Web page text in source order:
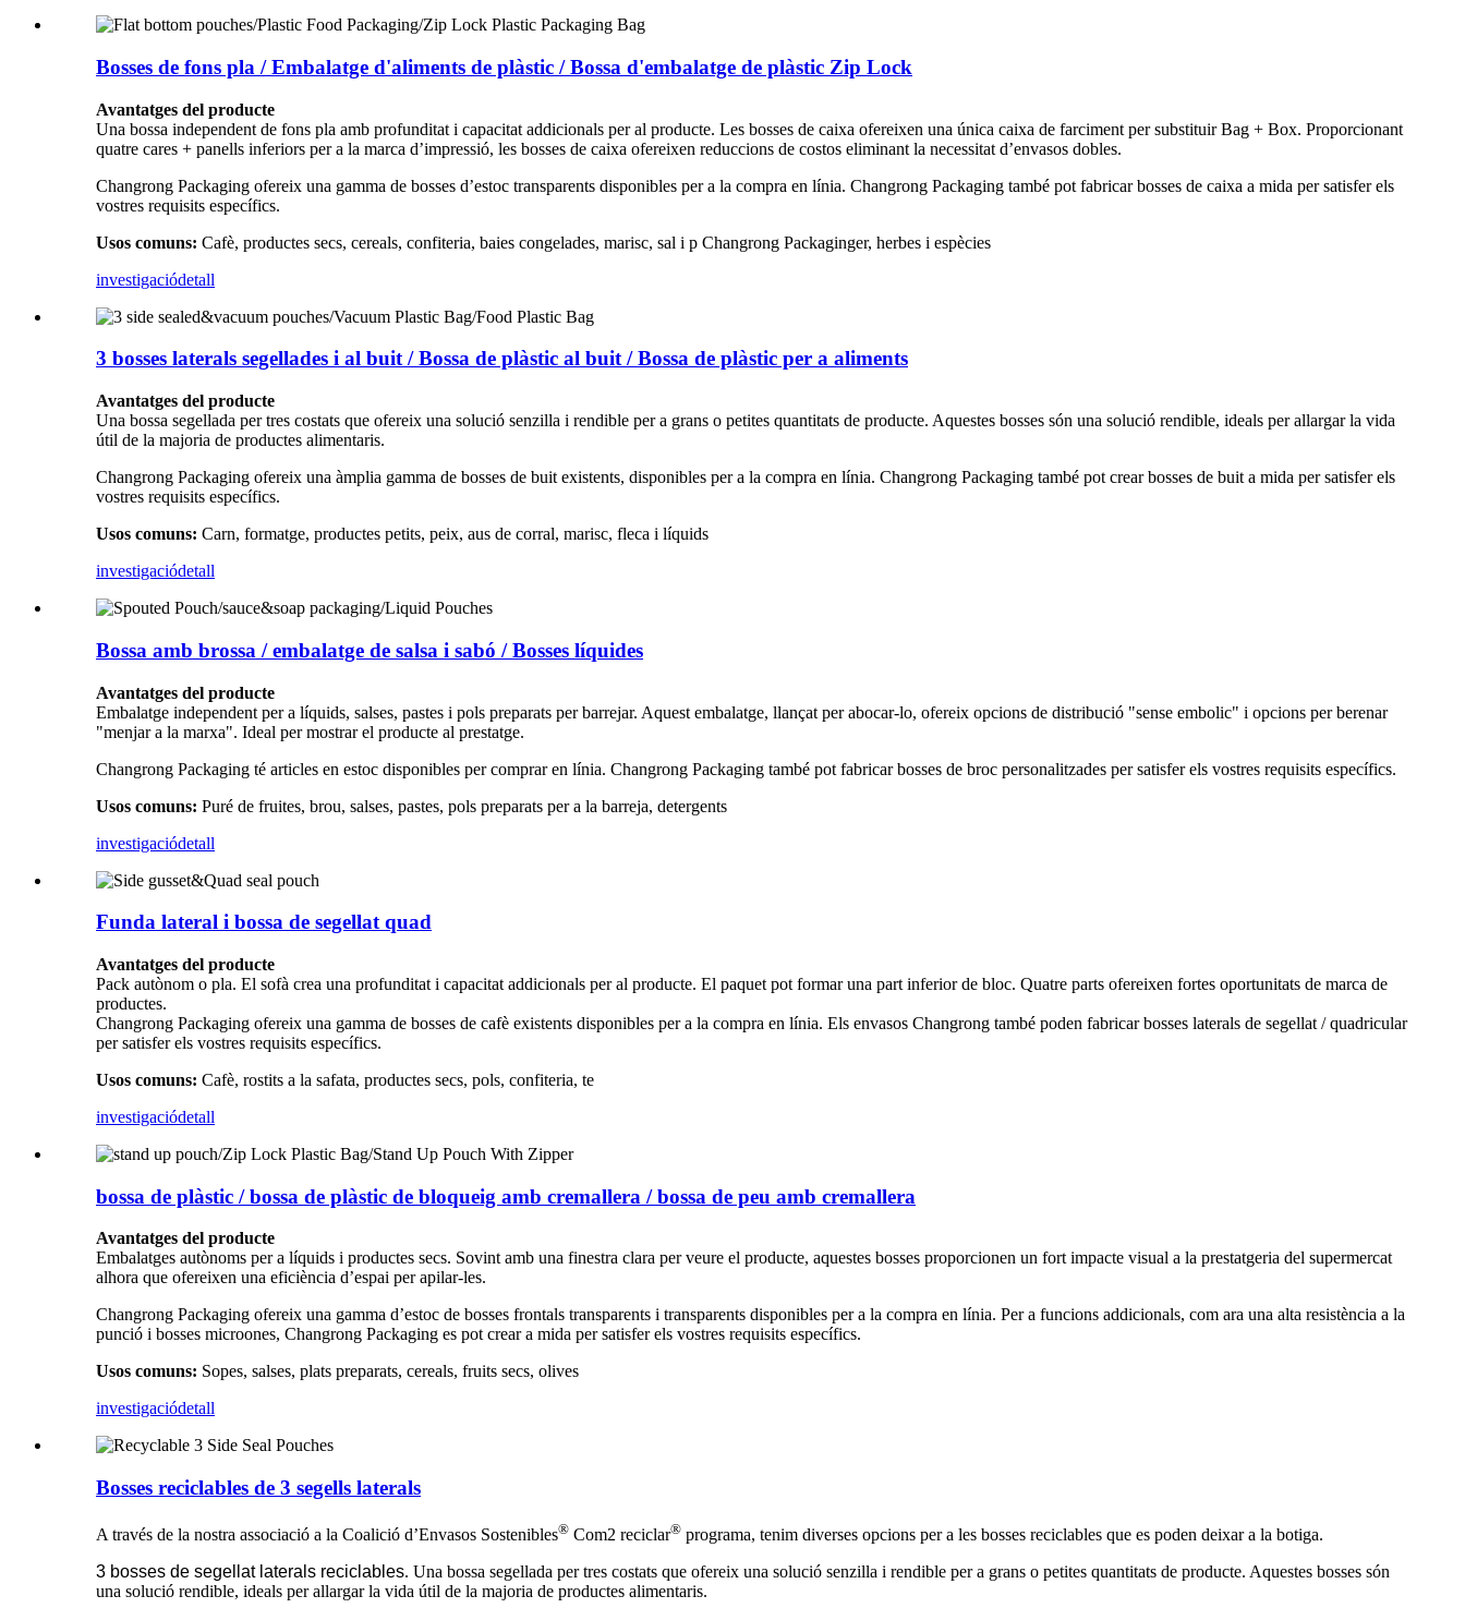
Bosses de fons pla / Embalatge d'aliments de plàstic / Bossa d'embalatge de plàstic Zip Lock
Avantatges del producte
Una bossa independent de fons pla amb profunditat i capacitat addicionals per al producte. Les bosses de caixa ofereixen una única caixa de farciment per substituir Bag + Box. Proporcionant
quatre cares + panells inferiors per a la marca d’impressió, les bosses de caixa ofereixen reduccions de costos eliminant la necessitat d’envasos dobles.
Changrong Packaging ofereix una gamma de bosses d’estoc transparents disponibles per a la compra en línia. Changrong Packaging també pot fabricar bosses de caixa a mida per satisfer els
vostres requisits específics.
Usos comuns: Cafè, productes secs, cereals, confiteria, baies congelades, marisc, sal i p Changrong Packaginger, herbes i espècies
investigaciódetall
3 bosses laterals segellades i al buit / Bossa de plàstic al buit / Bossa de plàstic per a aliments
Avantatges del producte
Una bossa segellada per tres costats que ofereix una solució senzilla i rendible per a grans o petites quantitats de producte. Aquestes bosses són una solució rendible, ideals per allargar la vida
útil de la majoria de productes alimentaris.
Changrong Packaging ofereix una àmplia gamma de bosses de buit existents, disponibles per a la compra en línia. Changrong Packaging també pot crear bosses de buit a mida per satisfer els
vostres requisits específics.
Usos comuns: Carn, formatge, productes petits, peix, aus de corral, marisc, fleca i líquids
investigaciódetall
Bossa amb brossa / embalatge de salsa i sabó / Bosses líquides
Avantatges del producte
Embalatge independent per a líquids, salses, pastes i pols preparats per barrejar. Aquest embalatge, llançat per abocar-lo, ofereix opcions de distribució "sense embolic" i opcions per berenar
"menjar a la marxa". Ideal per mostrar el producte al prestatge.
Changrong Packaging té articles en estoc disponibles per comprar en línia. Changrong Packaging també pot fabricar bosses de broc personalitzades per satisfer els vostres requisits específics.
Usos comuns: Puré de fruites, brou, salses, pastes, pols preparats per a la barreja, detergents
investigaciódetall
Funda lateral i bossa de segellat quad
Avantatges del producte
Pack autònom o pla. El sofà crea una profunditat i capacitat addicionals per al producte. El paquet pot formar una part inferior de bloc. Quatre parts ofereixen fortes oportunitats de marca de
productes.
Changrong Packaging ofereix una gamma de bosses de cafè existents disponibles per a la compra en línia. Els envasos Changrong també poden fabricar bosses laterals de segellat / quadricular
per satisfer els vostres requisits específics.
Usos comuns: Cafè, rostits a la safata, productes secs, pols, confiteria, te
investigaciódetall
bossa de plàstic / bossa de plàstic de bloqueig amb cremallera / bossa de peu amb cremallera
Avantatges del producte
Embalatges autònoms per a líquids i productes secs. Sovint amb una finestra clara per veure el producte, aquestes bosses proporcionen un fort impacte visual a la prestatgeria del supermercat
alhora que ofereixen una eficiència d’espai per apilar-les.
Changrong Packaging ofereix una gamma d’estoc de bosses frontals transparents i transparents disponibles per a la compra en línia. Per a funcions addicionals, com ara una alta resistència a la
punció i bosses microones, Changrong Packaging es pot crear a mida per satisfer els vostres requisits específics.
Usos comuns: Sopes, salses, plats preparats, cereals, fruits secs, olives
investigaciódetall
Bosses reciclables de 3 segells laterals
A través de la nostra associació a la Coalició d’Envasos Sostenibles® Com2 reciclar® programa, tenim diverses opcions per a les bosses reciclables que es poden deixar a la botiga.
3 bosses de segellat laterals reciclables. Una bossa segellada per tres costats que ofereix una solució senzilla i rendible per a grans o petites quantitats de producte. Aquestes bosses són
una solució rendible, ideals per allargar la vida útil de la majoria de productes alimentaris.